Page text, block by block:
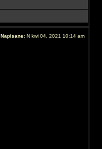
Napisane: N kwi 04, 2021 10:14 am